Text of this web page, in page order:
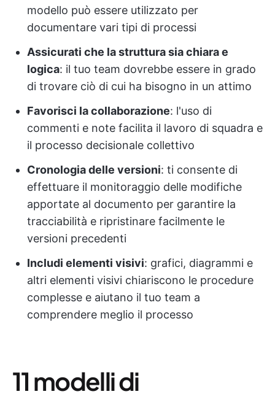
modello può essere utilizzato per
documentare vari tipi di processi
Assicurati che la struttura sia chiara e
logica: il tuo team dovrebbe essere in grado
di trovare ciò di cui ha bisogno in un attimo
Favorisci la collaborazione: l'uso di
commenti e note facilita il lavoro di squadra e
il processo decisionale collettivo
Cronologia delle versioni: ti consente di
effettuare il monitoraggio delle modifiche
apportate al documento per garantire la
tracciabilità e ripristinare facilmente le
versioni precedenti
Includi elementi visivi: grafici, diagrammi e
altri elementi visivi chiariscono le procedure
complesse e aiutano il tuo team a
comprendere meglio il processo
11 modelli di